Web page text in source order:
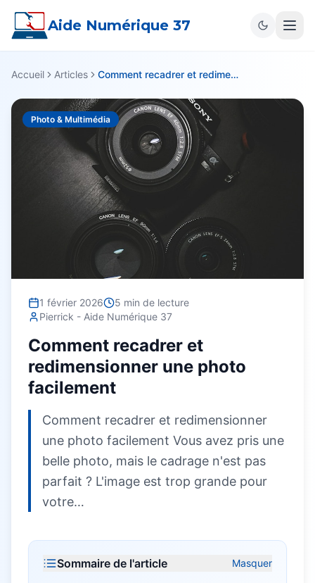
Aide Numérique 37
Accueil Articles Comment recadrer et redimensionner une photo facilement
Photo & Multimédia
1 février 2026 5 min de lecture
Pierrick - Aide Numérique 37
Comment recadrer et
redimensionner une photo
facilement
Comment recadrer et redimensionner
une photo facilement Vous avez pris une
belle photo, mais le cadrage n'est pas
parfait ? L'image est trop grande pour
votre…
Sommaire de l'article Masquer